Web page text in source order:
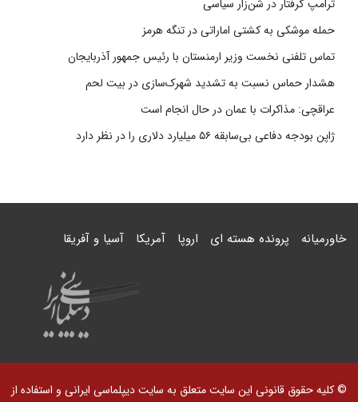
ترامپ گرفتار در شن‌زار سیاسی
حمله موشکی به کشتی اماراتی در تنگه هرمز
تماس تلفنی نخست وزیر ارمنستان با رئیس جمهور آذربایجان
هشدار حماس نسبت به تشدید شهرک‌سازی در بیت‌ لحم
عراقچی: مذاکرات با عمان در حال انجام است
ژاپن بودجه دفاعی بی‌سابقه ۵۶ میلیارد دلاری را در نظر دارد
خاورمیانه پرونده هسته ای اروپا آمریکا آسیا و آفریقا
© کلیه حقوق قانونی این سایت متعلق به سایت دیپلماسی ایرانی و استفاده از